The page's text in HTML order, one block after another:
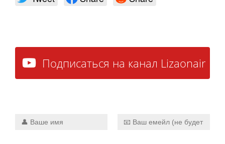
Подписаться на канал Lizaonair